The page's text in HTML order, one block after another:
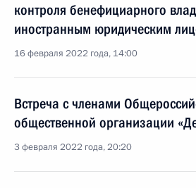
контроля бенефициарного
иностранным юридическим
16 февраля 2022 года, 14:00
Встреча с членами
общественной организации
3 февраля 2022 года, 20:20